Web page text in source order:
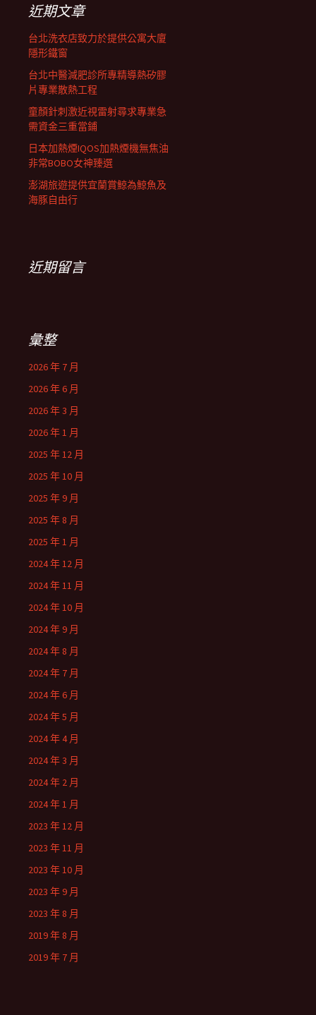
近期文章
台北洗衣店致力於提供公寓大廈
隱形鐵窗
台北中醫減肥診所專精導熱矽膠
片專業散熱工程
童顏針刺激近視雷射尋求專業急
需資金三重當鋪
日本加熱煙IQOS加熱煙機無焦油
非常BOBO女神臻選
澎湖旅遊提供宜蘭賞鯨為鯨魚及
海豚自由行
近期留言
彙整
2026 年 7 月
2026 年 6 月
2026 年 3 月
2026 年 1 月
2025 年 12 月
2025 年 10 月
2025 年 9 月
2025 年 8 月
2025 年 1 月
2024 年 12 月
2024 年 11 月
2024 年 10 月
2024 年 9 月
2024 年 8 月
2024 年 7 月
2024 年 6 月
2024 年 5 月
2024 年 4 月
2024 年 3 月
2024 年 2 月
2024 年 1 月
2023 年 12 月
2023 年 11 月
2023 年 10 月
2023 年 9 月
2023 年 8 月
2019 年 8 月
2019 年 7 月